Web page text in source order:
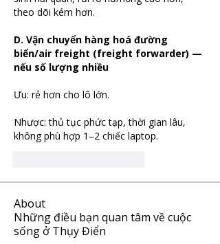
theo dõi kém hơn.
D. Vận chuyển hàng hoá đường
biển/air freight (freight forwarder) —
nếu số lượng nhiều
Ưu: rẻ hơn cho lô lớn.
Nhược: thủ tục phức tạp, thời gian lâu,
không phù hợp 1–2 chiếc laptop.
About
Những điều bạn quan tâm về cuộc
sống ở Thụy Điển